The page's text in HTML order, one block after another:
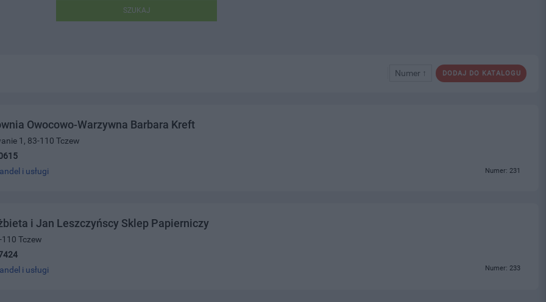
SZUKAJ
DODAJ DO KATALOGU
Numer ↑
Owocowo-Warzywna Barbara Kreft
1, 83-110 Tczew
i usługi Numer: 231
i Jan Leszczyńscy Sklep Papierniczy
Tczew
i usługi Numer: 233